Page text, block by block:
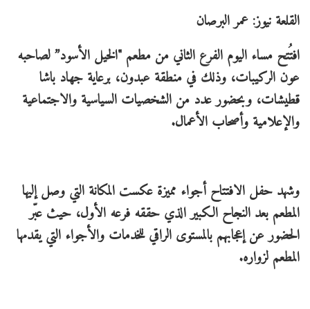
القلعة نيوز: عمر البرصان
افتُتح مساء اليوم الفرع الثاني من مطعم "الخيل الأسود” لصاحبه
عون الركيبات، وذلك في منطقة عبدون، برعاية جهاد باشا
قطيشات، وبحضور عدد من الشخصيات السياسية والاجتماعية
والإعلامية وأصحاب الأعمال.
وشهد حفل الافتتاح أجواء مميزة عكست المكانة التي وصل إليها
المطعم بعد النجاح الكبير الذي حققه فرعه الأول، حيث عبّر
الحضور عن إعجابهم بالمستوى الراقي للخدمات والأجواء التي يقدمها
المطعم لزواره.